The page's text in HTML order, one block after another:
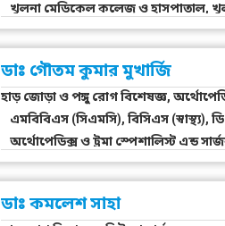
খুলনা মেডিকেল কলেজ ও হাসপাতাল,
ডাঃ গৌতম কুমার মুখার্জি
হাড় জোড়া ও পঙ্গু রোগ বিশেষজ্ঞ,
এমবিবিএস (সিএমসি), বিসিএস
অর্থোপেডিক্স ও ট্রমা স্পেশালিস্ট এন্ড
ডাঃ কমলেশ সাহা